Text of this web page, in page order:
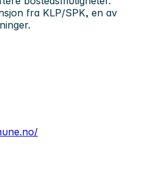
fra KLP/SPK, en av